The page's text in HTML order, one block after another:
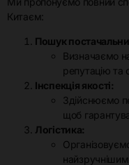
Китаєм:
Пошук
Визначаємо
репутацію та
Інспекція якості:
Здійснюємо
щоб
Логістика: